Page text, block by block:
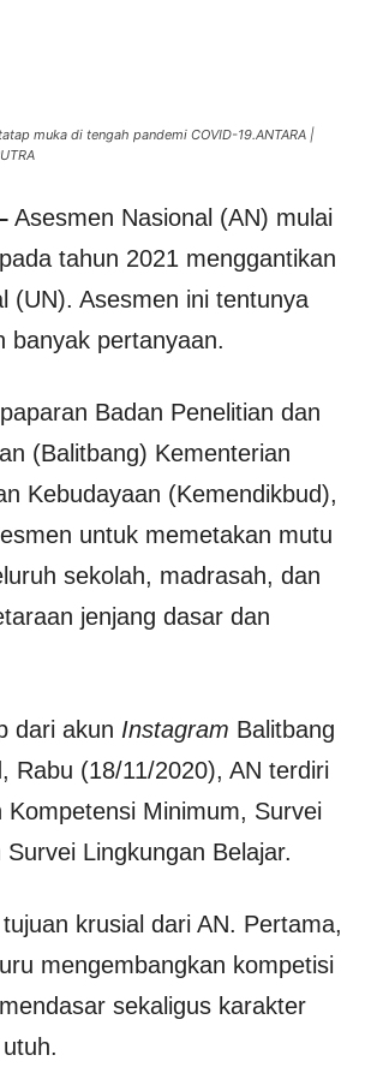
muka di tengah pandemi COVID-19.ANTARA |
Asesmen Nasional (AN) mulai
tahun 2021 menggantikan
(UN). Asesmen ini tentunya
banyak pertanyaan.
Badan Penelitian dan
(Balitbang) Kementerian
Kebudayaan (Kemendikbud),
untuk memetakan mutu
sekolah, madrasah, dan
jenjang dasar dan
dari akun Instagram Balitbang
Rabu (18/11/2020), AN terdiri
Kompetensi Minimum, Survei
Lingkungan Belajar.
krusial dari AN. Pertama,
mengembangkan kompetisi
sekaligus karakter